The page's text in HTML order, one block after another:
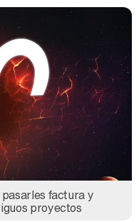
Manu Baqueiro: "Tuve como referente a Bruce Willis en 'Luz de Luna' para mi trabajo en la serie 'Perdiendo el juicio'"
Magdalena de Suecia responde a las críticas y explica por qué le han permitido lanzar su propio negocio
factura y
proyectos